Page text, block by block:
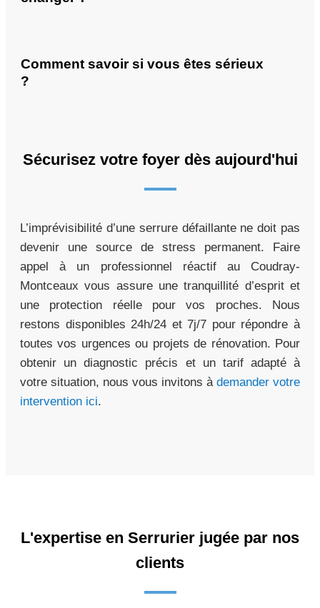
Comment savoir si vous êtes sérieux
?
Sécurisez votre foyer dès aujourd'hui
L’imprévisibilité d’une serrure défaillante ne doit pas
devenir une source de stress permanent. Faire
appel à un professionnel réactif au Coudray-
Montceaux vous assure une tranquillité d’esprit et
une protection réelle pour vos proches. Nous
restons disponibles 24h/24 et 7j/7 pour répondre à
toutes vos urgences ou projets de rénovation. Pour
obtenir un diagnostic précis et un tarif adapté à
votre situation, nous vous invitons à demander votre
intervention ici.
L'expertise en Serrurier jugée par nos
clients